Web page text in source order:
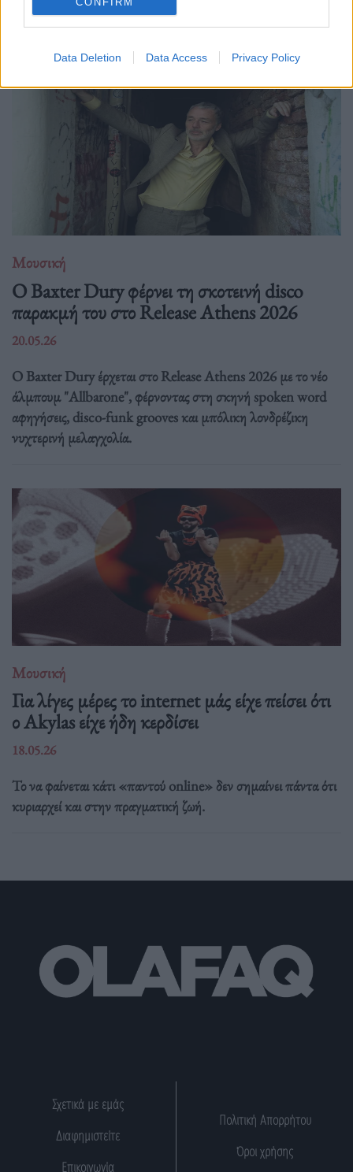
Data Deletion Data Access Privacy Policy
von Hausswolff, από το "Dead Magic" μέχρι το τελευταίο
της gothic art-pop σύμπαν.
Μουσική
Ο Baxter Dury φέρνει τη σκοτεινή disco
παρακμή του στο Release Athens 2026
20.05.26
Ο Baxter Dury έρχεται στο Release Athens 2026 με το νέο
άλμπουμ "Allbarone", φέρνοντας στη σκηνή spoken word
αφηγήσεις, disco-funk grooves και μπόλικη λονδρέζικη
νυχτερινή μελαγχολία.
Μουσική
Για λίγες μέρες το internet μάς είχε πείσει ότι
ο Akylas είχε ήδη κερδίσει
18.05.26
Το να φαίνεται κάτι «παντού online» δεν σημαίνει πάντα ότι
κυριαρχεί και στην πραγματική ζωή.
Σχετικά με εμάς
Διαφημιστείτε
Επικοινωνία
Πολιτική Απορρήτου
Όροι χρήσης